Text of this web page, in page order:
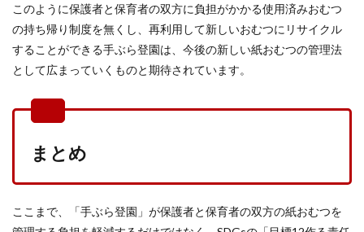
このように保護者と保育者の双方に負担がかかる使用済みおむつ
の持ち帰り制度を無くし、再利用して新しいおむつにリサイクル
することができる手ぶら登園は、今後の新しい紙おむつの管理法
として広まっていくものと期待されています。
まとめ
ここまで、「手ぶら登園」が保護者と保育者の双方の紙おむつを